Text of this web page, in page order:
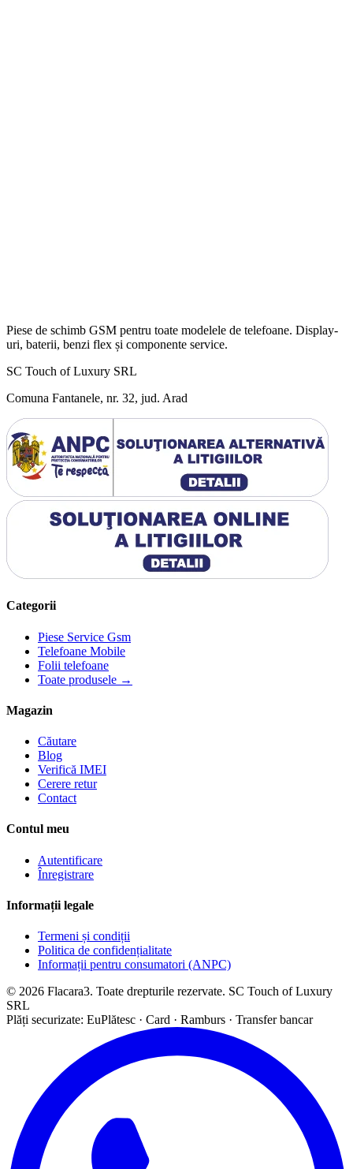
Piese de schimb GSM pentru toate modelele de telefoane. Display-
uri, baterii, benzi flex și componente service.
SC Touch of Luxury SRL
Comuna Fantanele, nr. 32, jud. Arad
Categorii
Piese Service Gsm
Telefoane Mobile
Folii telefoane
Toate produsele →
Magazin
Căutare
Blog
Verifică IMEI
Cerere retur
Contact
Contul meu
Autentificare
Înregistrare
Informații legale
Termeni și condiții
Politica de confidențialitate
Informații pentru consumatori (ANPC)
© 2026 Flacara3. Toate drepturile rezervate. SC Touch of Luxury
SRL
Plăți securizate: EuPlătesc · Card · Ramburs · Transfer bancar